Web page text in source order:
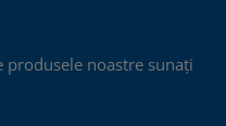
noastre sunați